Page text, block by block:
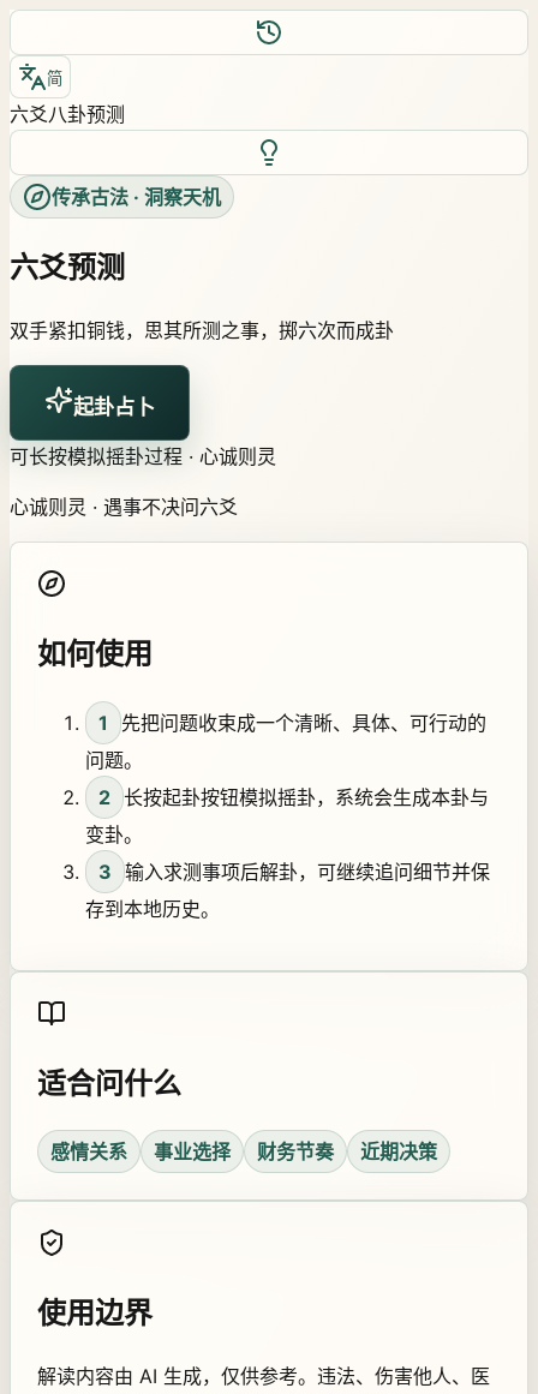
简
六爻八卦预测
传承古法 · 洞察天机
六爻预测
双手紧扣铜钱，思其所测之事，掷六次而成卦
起卦占卜
可长按模拟摇卦过程 · 心诚则灵
心诚则灵 · 遇事不决问六爻
如何使用
1
先把问题收束成一个清晰、具体、可行动的
问题。
2 长按起卦按钮模拟摇卦，系统会生成本卦与
变卦。
3 输入求测事项后解卦，可继续追问细节并保
存到本地历史。
适合问什么
感情关系 事业选择 财务节奏 近期决策
使用边界
解读内容由 AI 生成，仅供参考。违法、伤害他人、医